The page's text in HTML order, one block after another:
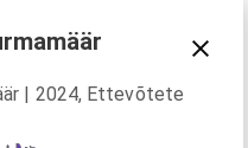
| 2024, Ettevõtete